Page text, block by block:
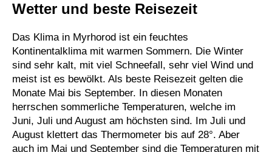
Wetter und beste Reisezeit
Das Klima in Myrhorod ist ein feuchtes
Kontinentalklima mit warmen Sommern. Die Winter
sind sehr kalt, mit viel Schneefall, sehr viel Wind und
meist ist es bewölkt. Als beste Reisezeit gelten die
Monate Mai bis September. In diesen Monaten
herrschen sommerliche Temperaturen, welche im
Juni, Juli und August am höchsten sind. Im Juli und
August klettert das Thermometer bis auf 28°. Aber
auch im Mai und September sind die Temperaturen mit